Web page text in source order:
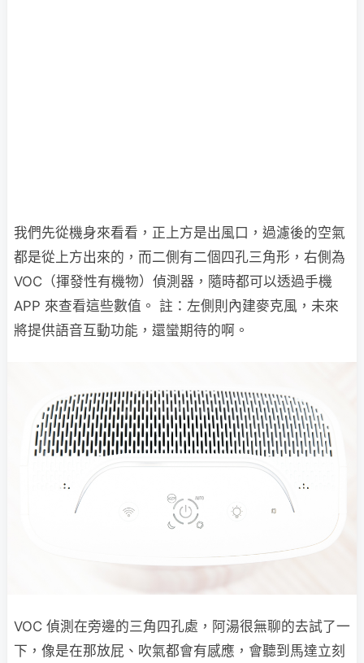
我們先從機身來看看，正上方是出風口，過濾後的空氣
都是從上方出來的，而二側有二個四孔三角形，右側為
VOC（揮發性有機物）偵測器，隨時都可以透過手機
APP 來查看這些數值。 註：左側則內建麥克風，未來
將提供語音互動功能，還蠻期待的啊。
VOC 偵測在旁邊的三角四孔處，阿湯很無聊的去試了一
下，像是在那放屁、吹氣都會有感應，會聽到馬達立刻